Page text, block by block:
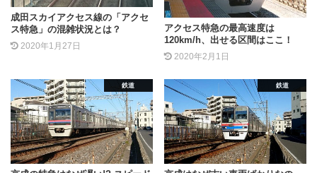
成田スカイアクセス線の「アクセ
ス特急」の混雑状況とは？
2020年1月27日
アクセス特急の最高速度は
120km/h、出せる区間はここ！
2020年2月1日
鉄道 鉄道